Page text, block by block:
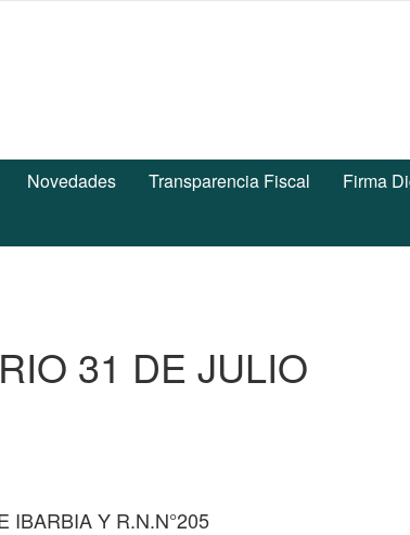
Novedades Transparencia Fiscal Firma
31 DE JULIO
IBARBIA Y R.N.N°205